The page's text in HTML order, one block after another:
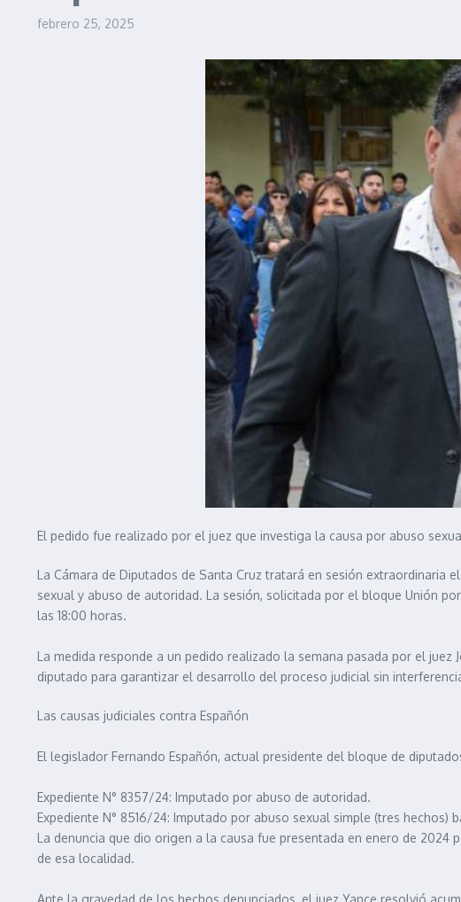
febrero 25, 2025
El pedido fue realizado por el juez que investiga la causa por abuso
La Cámara de Diputados de Santa Cruz tratará en sesión extraordinaria
sexual y abuso de autoridad. La sesión, solicitada por el bloque Unión
las 18:00 horas.
La medida responde a un pedido realizado la semana pasada por el juez
diputado para garantizar el desarrollo del proceso judicial sin
Las causas judiciales contra Españón
El legislador Fernando Españón, actual presidente del bloque de
Expediente N° 8357/24: Imputado por abuso de autoridad.
Expediente N° 8516/24: Imputado por abuso sexual simple (tres
La denuncia que dio origen a la causa fue presentada en enero de 2024
de esa localidad.
Ante la gravedad de los hechos denunciados, el juez Yance resolvió